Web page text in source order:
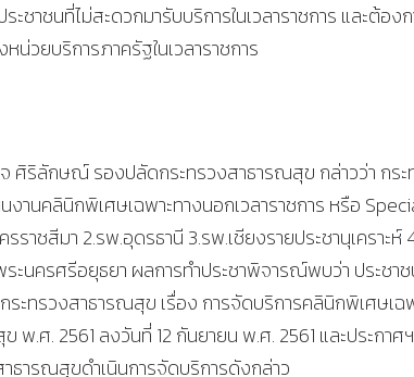
ะชาชนที่ไม่สะดวกมารับบริการในเวลาราชการ และต้อ
น่วยบริการภาครัฐในเวลาราชการ
ลักษณ์ รองปลัดกระทรวงสาธารณสุข กล่าวว่า กระ
งานคลินิกพิเศษเฉพาะทางนอกเวลาราชการ หรือ
รราชสีมา 2.รพ.อุดรธานี 3.รพ.เชียงรายประชานุเครา
ะนครศรีอยุธยา ผลการทำประชาพิจารณ์พบว่า ประชาช
ระทรวงสาธารณสุข เรื่อง การจัดบริการคลินิกพิเศษเฉ
พ.ศ. 2561 ลงวันที่ 12 กันยายน พ.ศ. 2561 และประกา
ธารณสุขดำเนินการจัดบริการดังกล่าว